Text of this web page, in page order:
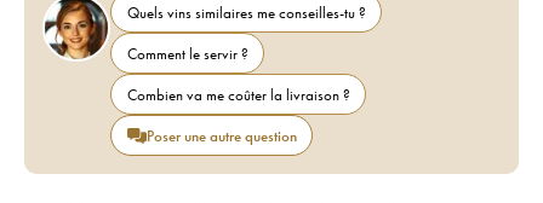
Quels vins similaires me conseilles-tu ?
Comment le servir ?
Combien va me coûter la livraison ?
Poser une autre question